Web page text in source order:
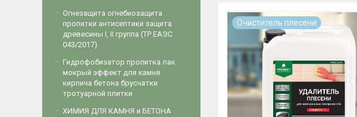
Очиститель плесени
Огнезащита огнебиозащита
пропитки антисептики защита
древесины I, II группа (ТР ЕАЭС
043/2017)
Гидрофобизатор пропитка лак
мокрый эффект для камня
кирпича бетона брусчатки
тротуарной плитки
ХИМИЯ ДЛЯ КАМНЯ и БЕТОНА